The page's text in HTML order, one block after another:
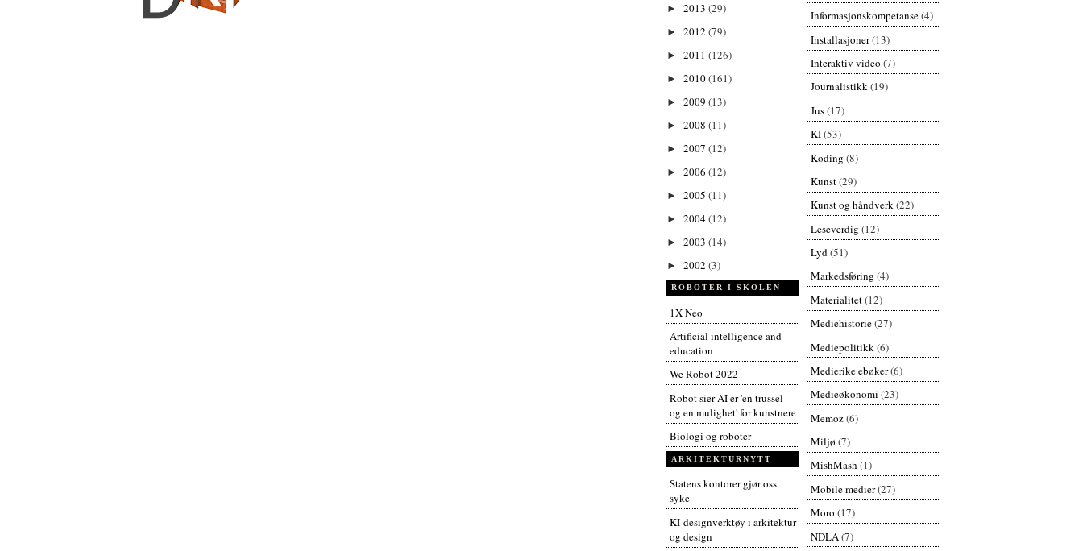
► 2013 (29)
► 2012 (79)
► 2011 (126)
► 2010(161)
► 2009 (13)
► 2008 (11)
► 2007 (12)
► 2006 (12)
► 2005 (11)
► 2004(12)
► 2003 (14)
► 2002 (3)
ROBOTER I SKOLEN
1X Neo
Artificial intelligence and
education
We Robot 2022
Robot sier AI er 'en trussel
og en mulighet' for kunstnere
Biologi og roboter
ARKITEKTURNYTT
Statens kontorer gjør oss
syke
KI-designverktøy i arkitektur
og design
Informasjonskompetanse(4)
Installasjoner(13)
Interaktiv video (7)
Journalistikk(19)
Jus(17)
KI(53)
Koding (8)
Kunst(29)
Kunst og håndverk(22)
Leseverdig (12)
Lyd(51)
Markedsføring (4)
Materialitet(12)
Mediehistorie(27)
Mediepolitikk (6)
Medierike ebøker(6)
Medieøkonomi (23)
Memoz(6)
Miljø (7)
MishMash (1)
Mobile medier(27)
Moro (17)
NDLA (7)